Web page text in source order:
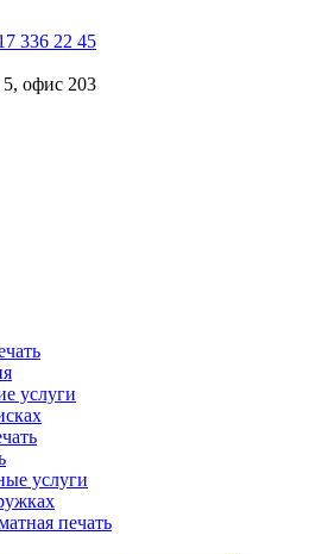
336 22 45
офис 203
услуги
услуги
печать